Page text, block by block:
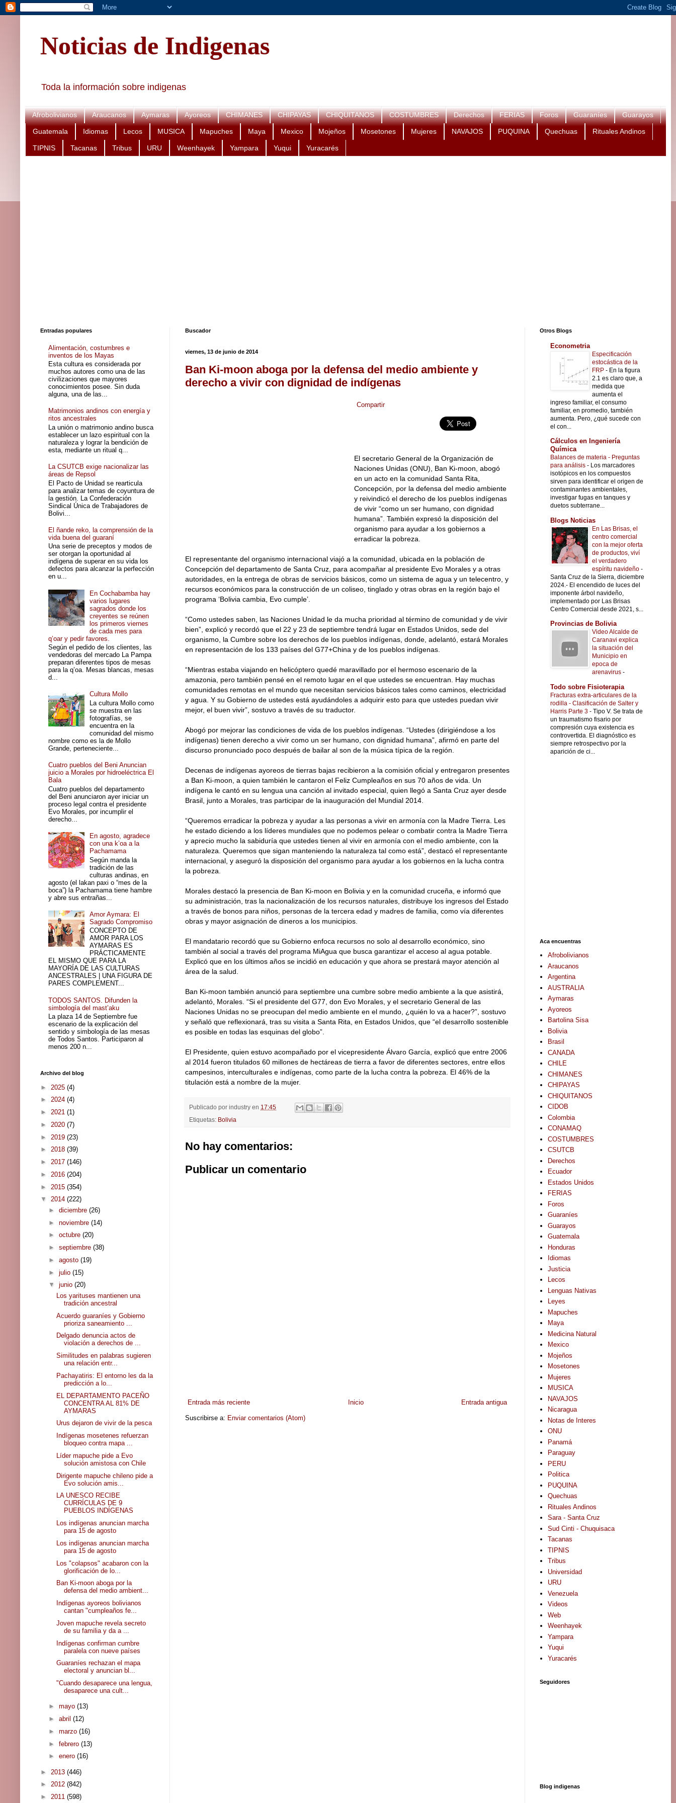
Noticias de Indigenas
Toda la información sobre indigenas
Afrobolivianos Araucanos Aymaras Ayoreos CHIMANES CHIPAYAS CHIQUITANOS COSTUMBRES Derechos FERIAS Foros Guaraníes Guarayos
Guatemala Idiomas Lecos MUSICA Mapuches Maya Mexico Mojeños Mosetones Mujeres NAVAJOS PUQUINA Quechuas Rituales Andinos
TIPNIS Tacanas Tribus URU Weenhayek Yampara Yuqui Yuracarés
Buscador
viernes, 13 de junio de 2014
Ban Ki-moon aboga por la defensa del medio ambiente y
derecho a vivir con dignidad de indígenas
Compartir
El secretario General de la Organización de
Naciones Unidas (ONU), Ban Ki-moon, abogó
en un acto en la comunidad Santa Rita,
Concepción, por la defensa del medio ambiente
y reivindicó el derecho de los pueblos indígenas
de vivir “como un ser humano, con dignidad
humana”. También expresó la disposición del
organismo para ayudar a los gobiernos a
erradicar la pobreza.
El representante del organismo internacional viajó a la comunidad, ubicada en la población de
Concepción del departamento de Santa Cruz, para acompañar al presidente Evo Morales y a otras
autoridades, en la entrega de obras de servicios básicos, como un sistema de agua y un telecentro, y
recursos económicos para la construcción de un coliseo, tinglado y otras obras en la región bajo el
programa ‘Bolivia cambia, Evo cumple’.
“Como ustedes saben, las Naciones Unidad le da mucha prioridad al término de comunidad y de vivir
bien”, explicó y recordó que el 22 y 23 de septiembre tendrá lugar en Estados Unidos, sede del
organismo, la Cumbre sobre los derechos de los pueblos indígenas, donde, adelantó, estará Morales
en representación de los 133 países del G77+China y de los pueblos indígenas.
“Mientras estaba viajando en helicóptero quedé maravillado por el hermoso escenario de la
amazonia, pero también pensé en el remoto lugar en el que ustedes se encuentran. Hay muchas
comunidades remotas en el mundo que necesitan servicios básicos tales como caminos, electricidad
y agua. Y su Gobierno de ustedes está ayudándoles a adquirir esto para que ustedes puedan vivir
mejor, el buen vivir”, sostuvo a través de su traductor.
Abogó por mejorar las condiciones de vida de los pueblos indígenas. “Ustedes (dirigiéndose a los
indígenas) tienen derecho a vivir como un ser humano, con dignidad humana”, afirmó en parte del
discurso pronunciado poco después de bailar al son de la música típica de la región.
Decenas de indígenas ayoreos de tierras bajas recibieron a la comisión oficial y entregaron presentes
a Ban Ki-moon, a quien también le cantaron el Feliz Cumpleaños en sus 70 años de vida. Un
indígena le cantó en su lengua una canción al invitado especial, quien llegó a Santa Cruz ayer desde
Brasil, junto a Morales, tras participar de la inauguración del Mundial 2014.
“Queremos erradicar la pobreza y ayudar a las personas a vivir en armonía con la Madre Tierra. Les
he estado diciendo a los líderes mundiales que no podemos pelear o combatir contra la Madre Tierra
y aprecio mucho la sabiduría que ustedes tienen al vivir en armonía con el medio ambiente, con la
naturaleza. Queremos que sigan manteniendo la naturaleza tal como está”, destacó el representante
internacional, y aseguró la disposición del organismo para ayudar a los gobiernos en la lucha contra
la pobreza.
Morales destacó la presencia de Ban Ki-moon en Bolivia y en la comunidad cruceña, e informó que
su administración, tras la nacionalización de los recursos naturales, distribuye los ingresos del Estado
a través de bonos para niños, personas de la tercera edad y madres de familia, como vía diferentes
obras y mayor asignación de dineros a los municipios.
El mandatario recordó que su Gobierno enfoca recursos no solo al desarrollo económico, sino
también al social a través del programa MiAgua que busca garantizar el acceso al agua potable.
Explicó que en los últimos años se incidió en educación y que ahora se prestará mayor atención al
área de la salud.
Ban Ki-moon también anunció para septiembre una cumbre sobre medio ambiente a la que asistirá,
adelantó, Morales. “Si el presidente del G77, don Evo Morales, y el secretario General de las
Naciones Unidas no se preocupan del medio ambiente en el mundo, ¿quién lo va a hacer?”, sostuvo
y señaló que reflexionará, tras su visita a Santa Rita, en Estados Unidos, que “el desarrollo sostenible
es posible en todas las esquinas del globo”.
El Presidente, quien estuvo acompañado por el vicepresidente Álvaro García, explicó que entre 2006
al 2014 fueron titulados 60 millones de hectáreas de tierra a favor de diferentes sectores, entre ellos
campesinos, interculturales e indígenas, como parte de la lucha contra la pobreza. El 46% de la
titulación está a nombre de la mujer.
Publicado por industry en 17:45
Etiquetas: Bolivia
No hay comentarios:
Publicar un comentario
Entrada más reciente Entrada antigua
Inicio
Suscribirse a: Enviar comentarios (Atom)
Entradas populares
Alimentación, costumbres e
inventos de los Mayas
Esta cultura es considerada por
muchos autores como una de las
civilizaciones que mayores
conocimientos posee. Sin duda
alguna, una de las...
Matrimonios andinos con energía y
ritos ancestrales
La unión o matrimonio andino busca
establecer un lazo espiritual con la
naturaleza y lograr la bendición de
esta, mediante un ritual q...
La CSUTCB exige nacionalizar las
áreas de Repsol
El Pacto de Unidad se rearticula
para analizar temas de coyuntura de
la gestión. La Confederación
Sindical Única de Trabajadores de
Bolivi...
El ñande reko, la comprensión de la
vida buena del guaraní
Una serie de preceptos y modos de
ser otorgan la oportunidad al
indígena de superar en su vida los
defectos para alcanzar la perfección
en u...
En Cochabamba hay
varios lugares
sagrados donde los
creyentes se reúnen
los primeros viernes
de cada mes para
q’oar y pedir favores.
Según el pedido de los clientes, las
vendedoras del mercado La Pampa
preparan diferentes tipos de mesas
para la q’oa. Mesas blancas, mesas
d...
Cultura Mollo
La cultura Mollo como
se muestra en las
fotografías, se
encuentra en la
comunidad del mismo
nombre como es la de Mollo
Grande, perteneciente...
Cuatro pueblos del Beni Anuncian
juicio a Morales por hidroeléctrica El
Bala
Cuatro pueblos del departamento
del Beni anunciaron ayer iniciar un
proceso legal contra el presidente
Evo Morales, por incumplir el
derecho...
En agosto, agradece
con una k’oa a la
Pachamama
Según manda la
tradición de las
culturas andinas, en
agosto (el lakan paxi o “mes de la
boca”) la Pachamama tiene hambre
y abre sus entrañas...
Amor Aymara: El
Sagrado Compromiso
CONCEPTO DE
AMOR PARA LOS
AYMARAS ES
PRÁCTICAMENTE
EL MISMO QUE PARA LA
MAYORÍA DE LAS CULTURAS
ANCESTRALES | UNA FIGURA DE
PARES COMPLEMENT...
TODOS SANTOS. Difunden la
simbología del mast’aku
La plaza 14 de Septiembre fue
escenario de la explicación del
sentido y simbología de las mesas
de Todos Santos. Participaron al
menos 200 n...
Archivo del blog
► 2025 (4)
► 2024 (4)
► 2021 (1)
► 2020 (7)
► 2019 (23)
► 2018 (39)
► 2017 (146)
► 2016 (204)
► 2015 (354)
▼ 2014 (222)
► diciembre (26)
► noviembre (14)
► octubre (20)
► septiembre (38)
► agosto (19)
► julio (15)
▼ junio (20)
Los yarituses mantienen una
tradición ancestral
Acuerdo guaraníes y Gobierno
prioriza saneamiento ...
Delgado denuncia actos de
violación a derechos de ...
Similitudes en palabras sugieren
una relación entr...
Pachayatiris: El entorno les da la
predicción a lo...
EL DEPARTAMENTO PACEÑO
CONCENTRA AL 81% DE
AYMARAS
Urus dejaron de vivir de la pesca
Indígenas mosetenes refuerzan
bloqueo contra mapa ...
Líder mapuche pide a Evo
solución amistosa con Chile
Dirigente mapuche chileno pide a
Evo solución amis...
LA UNESCO RECIBE
CURRÍCULAS DE 9
PUEBLOS INDÍGENAS
Los indígenas anuncian marcha
para 15 de agosto
Los indígenas anuncian marcha
para 15 de agosto
Los "colapsos" acabaron con la
glorificación de lo...
Ban Ki-moon aboga por la
defensa del medio ambient...
Indígenas ayoreos bolivianos
cantan "cumpleaños fe...
Joven mapuche revela secreto
de su familia y da a ...
Indígenas confirman cumbre
paralela con nueve países
Guaraníes rechazan el mapa
electoral y anuncian bl...
"Cuando desaparece una lengua,
desaparece una cult...
► mayo (13)
► abril (12)
► marzo (16)
► febrero (13)
► enero (16)
► 2013 (446)
► 2012 (842)
► 2011 (598)
Otros Blogs
Econometria
Especificación
estocástica de la
FRP - En la figura
2.1 es claro que, a
medida que
aumenta el
ingreso familiar, el consumo
familiar, en promedio, también
aumenta. Pero, ¿qué sucede con
el con...
Cálculos en Ingeniería
Química
Balances de materia - Preguntas
para análisis - Los marcadores
isotópicos en los compuestos
sirven para identificar el origen de
contaminantes ambientales,
investigar fugas en tanques y
duetos subterrane...
Blogs Noticias
En Las Brisas, el
centro comercial
con la mejor oferta
de productos, viví
el verdadero
espíritu navideño -
Santa Cruz de la Sierra, diciembre
2024.- El encendido de luces del
imponente árbol navideño,
implementado por Las Brisas
Centro Comercial desde 2021, s...
Provincias de Bolivia
Video Alcalde de
Caranavi explica
la situación del
Municipio en
epoca de
arenavirus -
Todo sobre Fisioterapia
Fracturas extra-articulares de la
rodilla - Clasificación de Salter y
Harris Parte 3 - Tipo V. Se trata de
un traumatismo fisario por
compresión cuya existencia es
controvertida. El diagnóstico es
siempre retrospectivo por la
aparición de ci...
Aca encuentras
Afrobolivianos
Araucanos
Argentina
AUSTRALIA
Aymaras
Ayoreos
Bartolina Sisa
Bolivia
Brasil
CANADA
CHILE
CHIMANES
CHIPAYAS
CHIQUITANOS
CIDOB
Colombia
CONAMAQ
COSTUMBRES
CSUTCB
Derechos
Ecuador
Estados Unidos
FERIAS
Foros
Guaraníes
Guarayos
Guatemala
Honduras
Idiomas
Justicia
Lecos
Lenguas Nativas
Leyes
Mapuches
Maya
Medicina Natural
Mexico
Mojeños
Mosetones
Mujeres
MUSICA
NAVAJOS
Nicaragua
Notas de Interes
ONU
Panamá
Paraguay
PERU
Politica
PUQUINA
Quechuas
Rituales Andinos
Sara - Santa Cruz
Sud Cinti - Chuquisaca
Tacanas
TIPNIS
Tribus
Universidad
URU
Venezuela
Videos
Web
Weenhayek
Yampara
Yuqui
Yuracarés
Seguidores
Blog indigenas